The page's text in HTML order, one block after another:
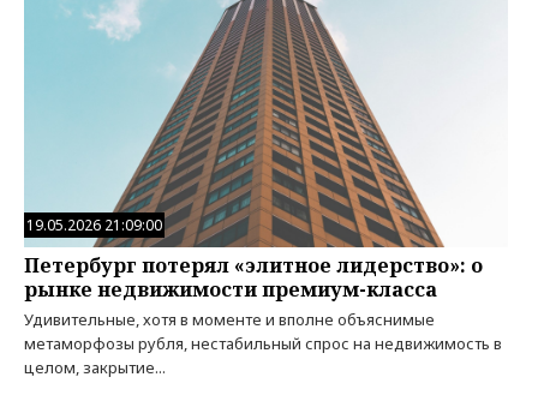
19.05.2026 21:09:00
Петербург потерял «элитное лидерство»: о
рынке недвижимости премиум-класса
Удивительные, хотя в моменте и вполне объяснимые
метаморфозы рубля, нестабильный спрос на недвижимость в
целом, закрытие...